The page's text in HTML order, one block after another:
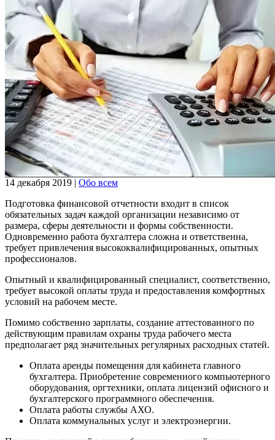
14 декабря 2019 | Обо всем
Подготовка финансовой отчетности входит в список
обязательных задач каждой организации независимо от
размера, сферы деятельности и формы собственности.
Одновременно работа бухгалтера сложна и ответственна,
требует привлечения высококвалифицированных, опытных
профессионалов.
Опытный и квалифицированный специалист, соответственно,
требует высокой оплаты труда и предоставления комфортных
условий на рабочем месте.
Помимо собственно зарплаты, создание аттестованного по
действующим правилам охраны труда рабочего места
предполагает ряд значительных регулярных расходных статей.
Оплата аренды помещения для кабинета главного
бухгалтера. Приобретение современного компьютерного
оборудования, оргтехники, оплата лицензий офисного и
бухгалтерского программного обеспечения.
Оплата работы службы АХО.
Оплата коммунальных услуг и электроэнергии.